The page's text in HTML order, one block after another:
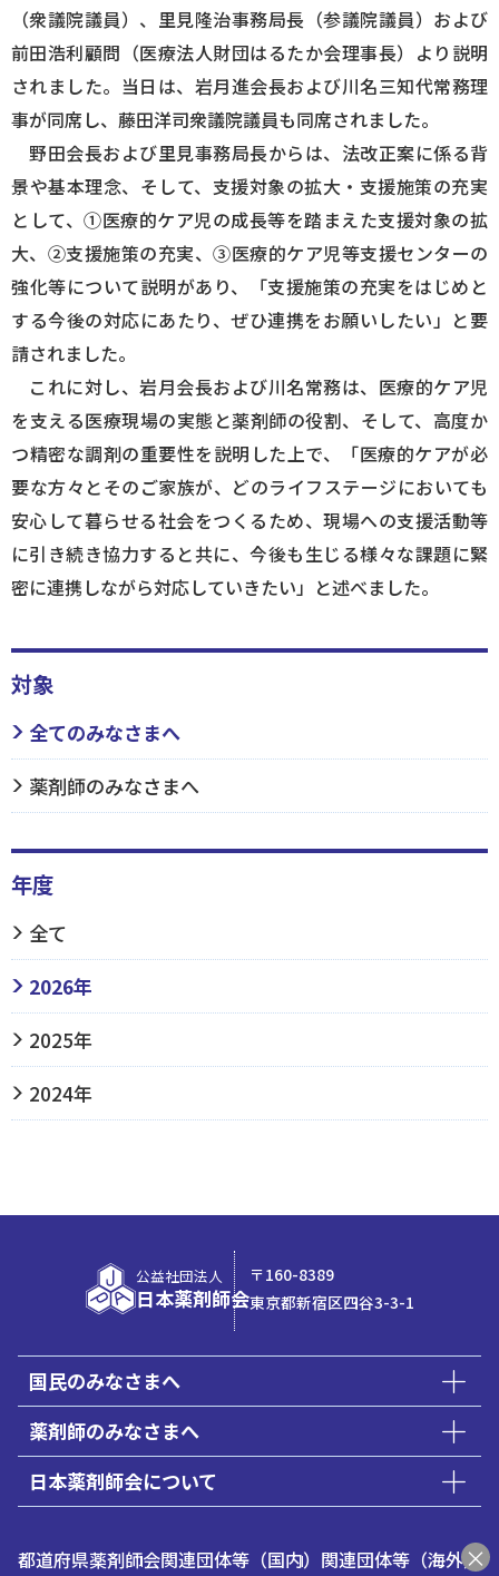
（衆議院議員）、里見隆治事務局長（参議院議員）および
前田浩利顧問（医療法人財団はるたか会理事長）より説明
されました。当日は、岩月進会長および川名三知代常務理
事が同席し、藤田洋司衆議院議員も同席されました。
野田会長および里見事務局長からは、法改正案に係る背
景や基本理念、そして、支援対象の拡大・支援施策の充実
として、①医療的ケア児の成長等を踏まえた支援対象の拡
大、②支援施策の充実、③医療的ケア児等支援センターの
強化等について説明があり、「支援施策の充実をはじめと
する今後の対応にあたり、ぜひ連携をお願いしたい」と要
請されました。
これに対し、岩月会長および川名常務は、医療的ケア児
を支える医療現場の実態と薬剤師の役割、そして、高度か
つ精密な調剤の重要性を説明した上で、「医療的ケアが必
要な方々とそのご家族が、どのライフステージにおいても
安心して暮らせる社会をつくるため、現場への支援活動等
に引き続き協力すると共に、今後も生じる様々な課題に緊
密に連携しながら対応していきたい」と述べました。
対象
全てのみなさまへ
薬剤師のみなさまへ
年度
全て
2026年
2025年
2024年
公益社団法人
日本薬剤師会
〒160-8389
東京都新宿区四谷3-3-1
国民のみなさまへ
薬剤師のみなさまへ
日本薬剤師会について
都道府県薬剤師会関連団体等（国内） 関連団体等（海外）